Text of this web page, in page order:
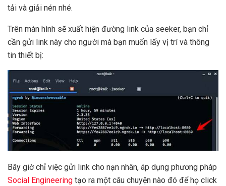
tải và giải nén nhé.
Trên màn hình sẽ xuất hiện đường link của seeker, bạn chỉ
cần gửi link này cho người mà bạn muốn lấy vị trí và thông
tin thiết bị:
Bây giờ chỉ việc gửi link cho nạn nhân, áp dụng phương pháp
Social Engineering tạo ra một câu chuyện nào đó để họ click